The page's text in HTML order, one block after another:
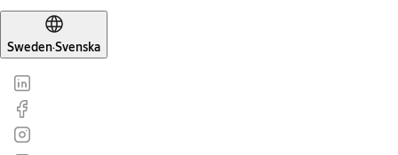
Sweden·Svenska